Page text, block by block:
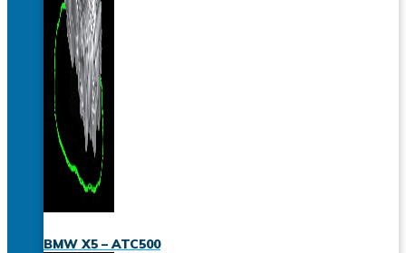
BMW X5 – ATC500